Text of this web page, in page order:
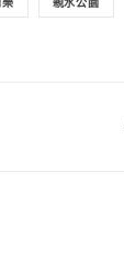
樂 親水公園